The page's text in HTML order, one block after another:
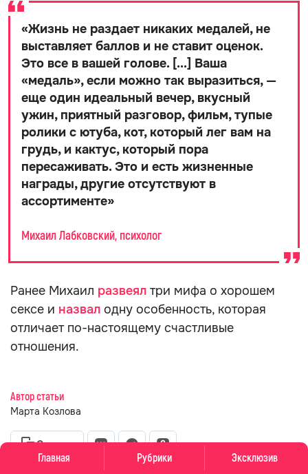
мыслить позитивно. Если вы обретете
уверенность в себе, внезапно вы не
станете миллиардером. Осознанность не
приведет к вашим дверям идеального
партнера, который будет подходить вам
как пазл. Это так не работает. [...] Навык
экологичного общения не расчистит ваш
горизонт от хамов. А если вы будете
вечно улыбаться и радоваться, вы просто
разучитесь понимать, что вы чувствуете
вообще»
Так что же делать? Все до гениального просто:
достаточно перестать ждать от жизни пятерок,
медалей и прочих знаков внимания. По мнению
психолога, конечная цель — не добиваться, а
выставляет баллов и не ставит оценок.
Это все в вашей голове. [...] Ваша